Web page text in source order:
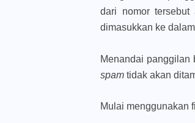
dari nomor
dimasukkan ke
Menandai
spam tidak akan
Mulai menggunakan